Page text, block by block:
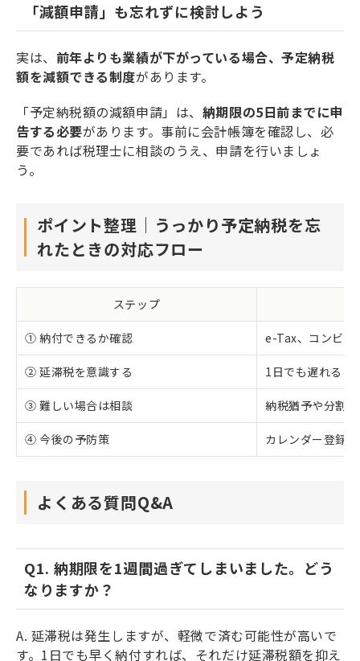
「減額申請」も忘れずに検討しよう
実は、 前年よりも業績が下がっている場合、予定納税
額を減額できる制度があります。
「予定納税額の減額申請」は、 納期限の5日前までに申
告する必要があります。事前に会計帳簿を確認し、必
要であれば税理士に相談のうえ、申請を行いましょ
う。
ポイント整理｜うっかり予定納税を忘
れたときの対応フロー
ステップ
① 納付できるか確認 e-Tax、コンビニ
② 延滞税を意識する 1日でも遅れると
③ 難しい場合は相談 納税猶予や分割
④ 今後の予防策 カレンダー登録
よくある質問Q&A
Q1. 納期限を1週間過ぎてしまいました。どう
なりますか？
A. 延滞税は発生しますが、軽微で済む可能性が高いで
す。1日でも早く納付すれば、それだけ延滞税額を抑え